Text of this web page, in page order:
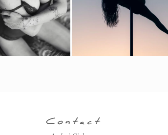
Contact